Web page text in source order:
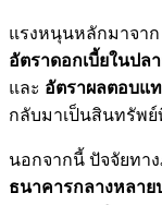
แรงหนุนหลักมาจาก
อัตราดอกเบี้ยในปล
และ อัตราผลตอบแ
กลับมาเป็นสินทรัพ
นอกจากนี้ ปัจจัยทา
ธนาคารกลางหลาย